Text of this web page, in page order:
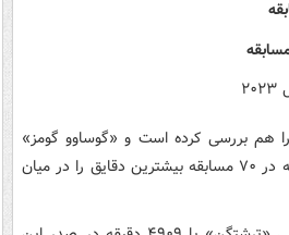
را هم بررسی کرده است و «گوساوو گومز»
مدافع ۳۰ ساله تیم فوتبال «پالمیراس» با ۶۲۱۳ دقیقه در ۷۰ مسابقه بیشترین دقایق را در میان